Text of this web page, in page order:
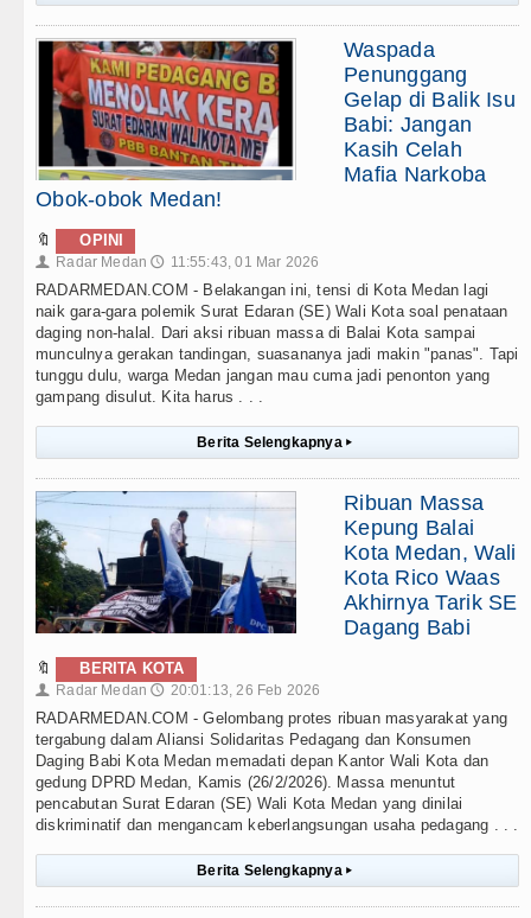
Waspada
Penunggang
Gelap di Balik Isu
Babi: Jangan
Kasih Celah
Mafia Narkoba
Obok-obok Medan!
🔖 OPINI
👤 Radar Medan 🕔 11:55:43, 01 Mar 2026
RADARMEDAN.COM - Belakangan ini, tensi di Kota Medan lagi
naik gara-gara polemik Surat Edaran (SE) Wali Kota soal penataan
daging non-halal. Dari aksi ribuan massa di Balai Kota sampai
munculnya gerakan tandingan, suasananya jadi makin "panas". Tapi
tunggu dulu, warga Medan jangan mau cuma jadi penonton yang
gampang disulut. Kita harus . . .
Berita Selengkapnya ▸
Ribuan Massa
Kepung Balai
Kota Medan, Wali
Kota Rico Waas
Akhirnya Tarik SE
Dagang Babi
🔖 BERITA KOTA
👤 Radar Medan 🕔 20:01:13, 26 Feb 2026
RADARMEDAN.COM - Gelombang protes ribuan masyarakat yang
tergabung dalam Aliansi Solidaritas Pedagang dan Konsumen
Daging Babi Kota Medan memadati depan Kantor Wali Kota dan
gedung DPRD Medan, Kamis (26/2/2026). Massa menuntut
pencabutan Surat Edaran (SE) Wali Kota Medan yang dinilai
diskriminatif dan mengancam keberlangsungan usaha pedagang . . .
Berita Selengkapnya ▸